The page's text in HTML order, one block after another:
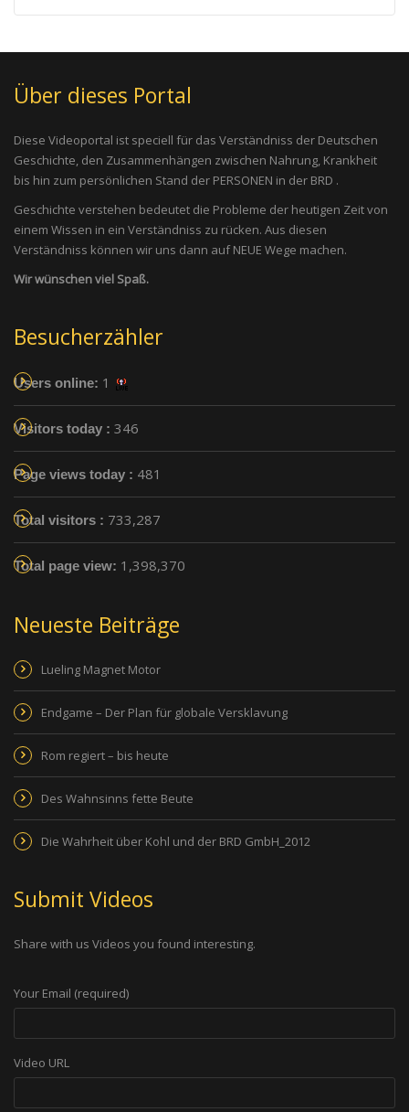
Über dieses Portal
Diese Videoportal ist speciell für das Verständniss der Deutschen
Geschichte, den Zusammenhängen zwischen Nahrung, Krankheit
bis hin zum persönlichen Stand der PERSONEN in der BRD .
Geschichte verstehen bedeutet die Probleme der heutigen Zeit von
einem Wissen in ein Verständniss zu rücken. Aus diesen
Verständniss können wir uns dann auf NEUE Wege machen.
Wir wünschen viel Spaß.
Besucherzähler
Users online: 1
Visitors today : 346
Page views today : 481
Total visitors : 733,287
Total page view: 1,398,370
Neueste Beiträge
Lueling Magnet Motor
Endgame – Der Plan für globale Versklavung
Rom regiert – bis heute
Des Wahnsinns fette Beute
Die Wahrheit über Kohl und der BRD GmbH_2012
Submit Videos
Share with us Videos you found interesting.
Your Email (required)
Video URL